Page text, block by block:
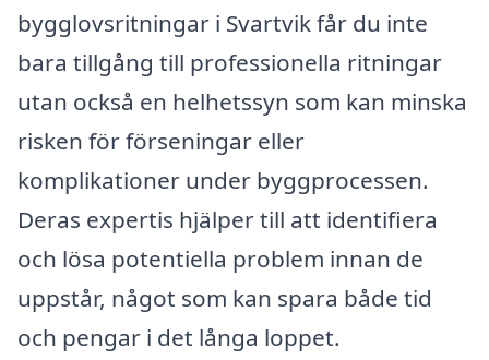
bygglovsritningar i Svartvik får du inte
bara tillgång till professionella ritningar
utan också en helhetssyn som kan minska
risken för förseningar eller
komplikationer under byggprocessen.
Deras expertis hjälper till att identifiera
och lösa potentiella problem innan de
uppstår, något som kan spara både tid
och pengar i det långa loppet.